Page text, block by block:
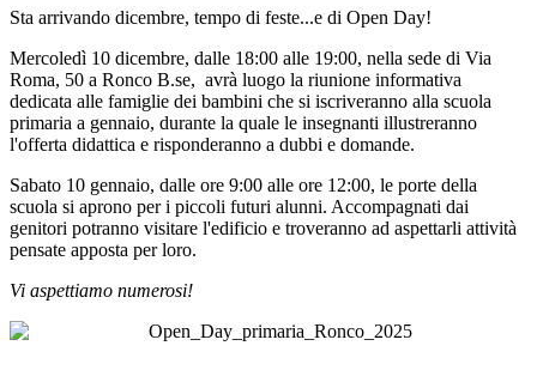
Sta arrivando dicembre, tempo di feste...e di Open Day!
Mercoledì 10 dicembre, dalle 18:00 alle 19:00, nella sede di Via
Roma, 50 a Ronco B.se, avrà luogo la riunione informativa
dedicata alle famiglie dei bambini che si iscriveranno alla scuola
primaria a gennaio, durante la quale le insegnanti illustreranno
l'offerta didattica e risponderanno a dubbi e domande.
Sabato 10 gennaio, dalle ore 9:00 alle ore 12:00, le porte della
scuola si aprono per i piccoli futuri alunni. Accompagnati dai
genitori potranno visitare l'edificio e troveranno ad aspettarli attività
pensate apposta per loro.
Vi aspettiamo numerosi!